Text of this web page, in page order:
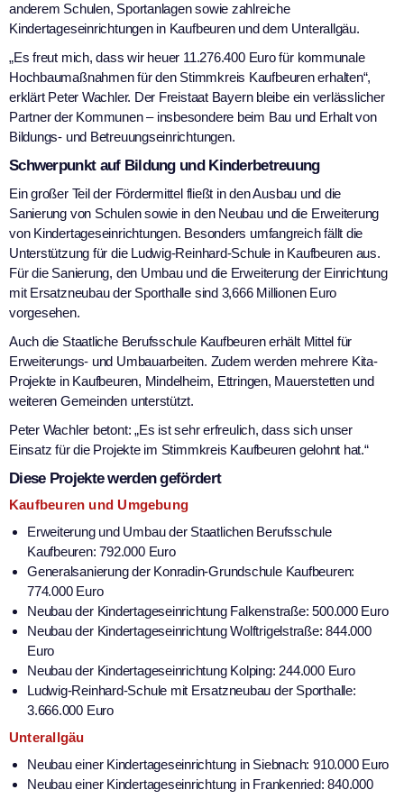
anderem Schulen, Sportanlagen sowie zahlreiche
Kindertageseinrichtungen in Kaufbeuren und dem Unterallgäu.
„Es freut mich, dass wir heuer 11.276.400 Euro für kommunale
Hochbaumaßnahmen für den Stimmkreis Kaufbeuren erhalten“,
erklärt Peter Wachler. Der Freistaat Bayern bleibe ein verlässlicher
Partner der Kommunen – insbesondere beim Bau und Erhalt von
Bildungs- und Betreuungseinrichtungen.
Schwerpunkt auf Bildung und Kinderbetreuung
Ein großer Teil der Fördermittel fließt in den Ausbau und die
Sanierung von Schulen sowie in den Neubau und die Erweiterung
von Kindertageseinrichtungen. Besonders umfangreich fällt die
Unterstützung für die Ludwig-Reinhard-Schule in Kaufbeuren aus.
Für die Sanierung, den Umbau und die Erweiterung der Einrichtung
mit Ersatzneubau der Sporthalle sind 3,666 Millionen Euro
vorgesehen.
Auch die Staatliche Berufsschule Kaufbeuren erhält Mittel für
Erweiterungs- und Umbauarbeiten. Zudem werden mehrere Kita-
Projekte in Kaufbeuren, Mindelheim, Ettringen, Mauerstetten und
weiteren Gemeinden unterstützt.
Peter Wachler betont: „Es ist sehr erfreulich, dass sich unser
Einsatz für die Projekte im Stimmkreis Kaufbeuren gelohnt hat.“
Diese Projekte werden gefördert
Kaufbeuren und Umgebung
Erweiterung und Umbau der Staatlichen Berufsschule
Kaufbeuren: 792.000 Euro
Generalsanierung der Konradin-Grundschule Kaufbeuren:
774.000 Euro
Neubau der Kindertageseinrichtung Falkenstraße: 500.000 Euro
Neubau der Kindertageseinrichtung Wolftrigelstraße: 844.000
Euro
Neubau der Kindertageseinrichtung Kolping: 244.000 Euro
Ludwig-Reinhard-Schule mit Ersatzneubau der Sporthalle:
3.666.000 Euro
Unterallgäu
Neubau einer Kindertageseinrichtung in Siebnach: 910.000 Euro
Neubau einer Kindertageseinrichtung in Frankenried: 840.000